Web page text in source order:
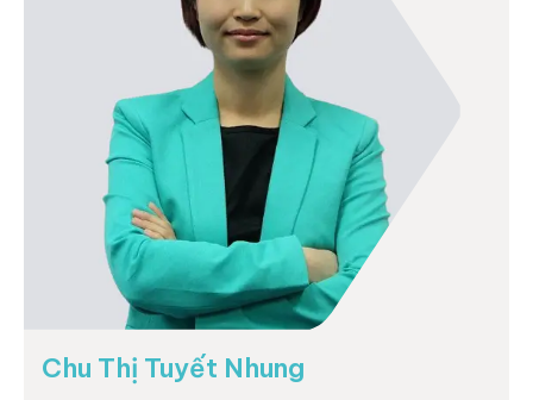
Chu Thị Tuyết Nhung